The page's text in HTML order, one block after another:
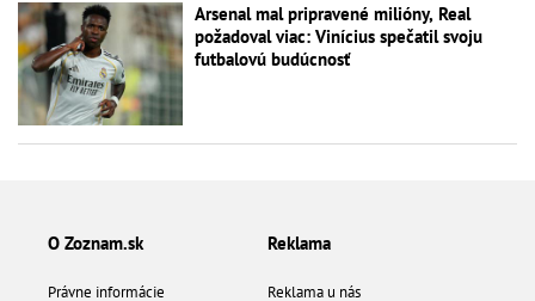
Arsenal mal pripravené milióny, Real
požadoval viac: Vinícius spečatil svoju
futbalovú budúcnosť
O Zoznam.sk
Právne informácie
Reklama
Reklama u nás